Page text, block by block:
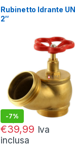
Rubinetto Idrante
2″
-7%
€39,99
42,99
Iva
inclusa